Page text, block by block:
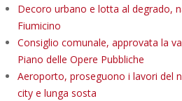
Decoro urbano e lotta al degrado,
Fiumicino
Consiglio comunale, approvata la
Piano delle Opere Pubbliche
Aeroporto, proseguono i lavori del
city e lunga sosta